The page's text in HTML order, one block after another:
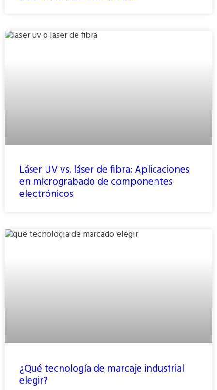
Láser UV vs. láser de fibra: Aplicaciones
en micrograbado de componentes
electrónicos
¿Qué tecnología de marcaje industrial
elegir?